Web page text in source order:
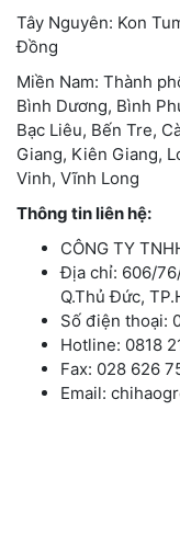
Tây Nguyên: Kon
Đồng
Miền Nam: Thành
Bình Dương, Bình
Bạc Liêu, Bến Tre,
Giang, Kiên Giang,
Vinh, Vĩnh Long
Thông tin liên hệ:
CÔNG TY
Địa chỉ: 606/
Q.Thủ Đức,
Số điện thoại:
Hotline: 0818
Fax: 028 626
Email: